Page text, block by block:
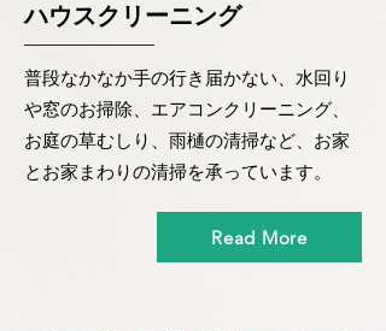
​ハウスクリーニング
普段なかなか手の行き届かない、水回り
や窓のお掃除、エアコンクリーニング、
お庭の草むしり、雨樋の清掃など、お家
とお家まわりの清掃を承っています。
Read More